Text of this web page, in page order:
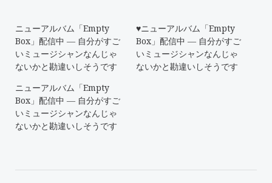
ニューアルバム「Empty
Box」配信中 ― 自分がすご
いミュージシャンなんじゃ
ないかと勘違いしそうです
♥ニューアルバム「Empty
Box」配信中 ― 自分がすご
いミュージシャンなんじゃ
ないかと勘違いしそうです
ニューアルバム「Empty
Box」配信中 ― 自分がすご
いミュージシャンなんじゃ
ないかと勘違いしそうです